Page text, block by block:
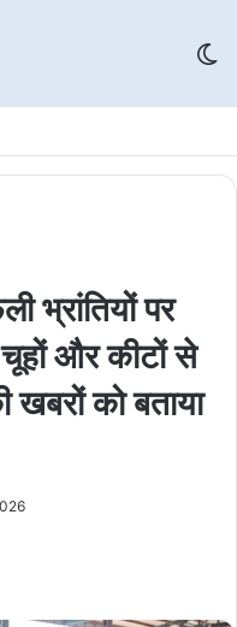
भ्रांतियों पर
और कीटों से
को बताया